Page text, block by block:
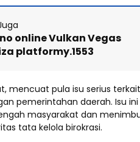
online Vulkan Vegas
platformy.1553
mencuat pula isu serius
pemerintahan daerah. Isu
masyarakat dan
tata kelola birokrasi.